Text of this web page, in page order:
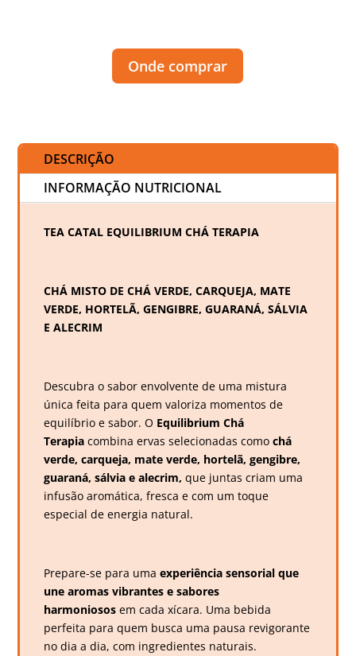
Onde comprar
DESCRIÇÃO
INFORMAÇÃO NUTRICIONAL
TEA CATAL EQUILIBRIUM CHÁ TERAPIA
CHÁ MISTO DE CHÁ VERDE, CARQUEJA, MATE
VERDE, HORTELÃ, GENGIBRE, GUARANÁ, SÁLVIA
E ALECRIM
Descubra o sabor envolvente de uma mistura
única feita para quem valoriza momentos de
equilíbrio e sabor. O Equilibrium Chá
Terapiacombina ervas selecionadas como chá
verde, carqueja, mate verde, hortelã, gengibre,
guaraná, sálvia e alecrim,que juntas criam uma
infusão aromática, fresca e com um toque
especial de energia natural.
Prepare-se para uma experiência sensorial que
une aromas vibrantes e sabores
harmoniososem cada xícara. Uma bebida
perfeita para quem busca uma pausa revigorante
no dia a dia, com ingredientes naturais.